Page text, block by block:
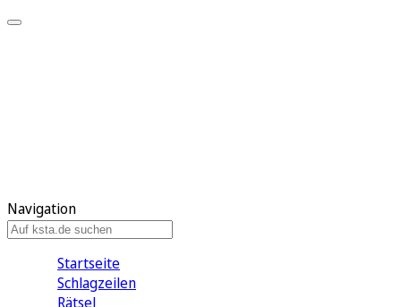
Navigation
Startseite
Schlagzeilen
Rätsel